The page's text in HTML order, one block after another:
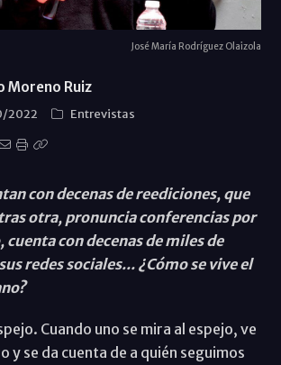
José María Rodríguez Olaizola
Moreno Ruiz
2022
Entrevistas
con decenas de reediciones, que
otra, pronuncia conferencias por
con decenas de miles de
redes sociales... ¿Cómo se vive el
Cuando uno se mira al espejo, ve
y se da cuenta de a quién seguimos